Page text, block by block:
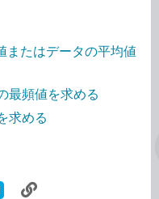
またはデータの平均値
最頻値を求める
求める